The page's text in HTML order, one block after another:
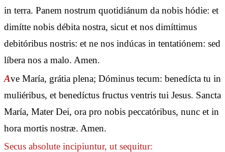
in terra. Panem nostrum quotidiánum da nobis hódie: et
dimítte nobis débita nostra, sicut et nos dimíttimus
debitóribus nostris: et ne nos indúcas in tentatiónem: sed
líbera nos a malo. Amen.
Ave María, grátia plena; Dóminus tecum: benedícta tu in
muliéribus, et benedíctus fructus ventris tui Jesus. Sancta
María, Mater Dei, ora pro nobis peccatóribus, nunc et in
hora mortis nostræ. Amen.
Secus absolute incipiuntur, ut sequitur: